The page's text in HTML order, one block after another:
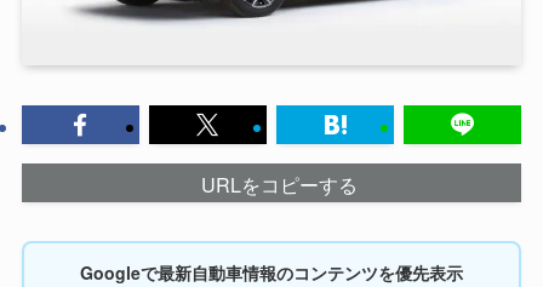
URLをコピーする
Googleで最新自動車情報のコンテンツを優先表示